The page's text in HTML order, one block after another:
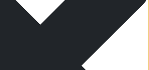
Recherche scientifique